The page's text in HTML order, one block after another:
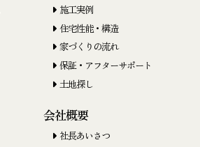
施工実例
住宅性能・構造
家づくりの流れ
保証・アフターサポート
土地探し
会社概要
社長あいさつ